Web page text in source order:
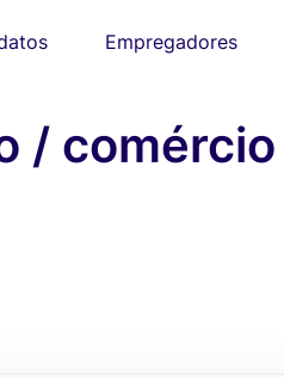
Empregadores
/